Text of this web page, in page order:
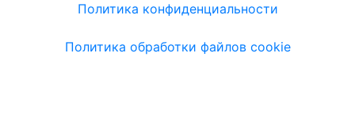
Политика конфиденциальности
Политика обработки файлов cookie